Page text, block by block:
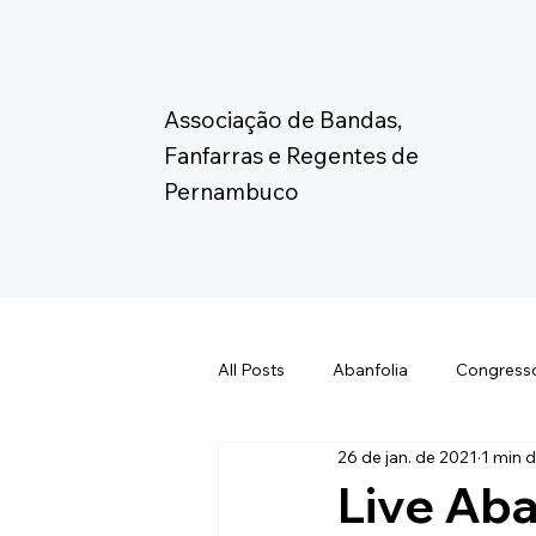
Associação de Bandas,
Fanfarras e Regentes de
Pernambuco
All Posts Abanfolia
Eleição Abanfare Fórum de
Live
26 de jan. de 2021 1 min